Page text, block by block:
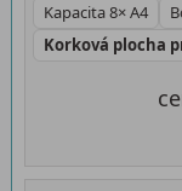
Kapacita 8× A4
Korková plocha